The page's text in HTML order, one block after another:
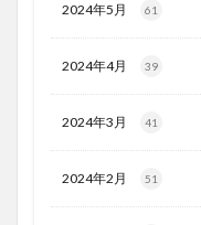
2024年5月 61
2024年4月 39
2024年3月 41
2024年2月 51